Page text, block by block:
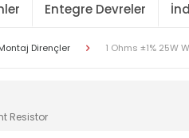
Entegre Devreler
Dirençler 1 Ohms ±1% 25W
Resistor